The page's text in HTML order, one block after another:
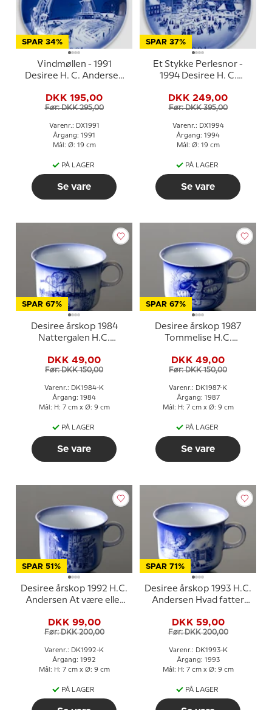
SPAR 34%
Vindmøllen - 1991
Desiree H. C. Andersen
DKK 195,00
Før: DKK 295,00
Varenr.: DX1991
Årgang: 1991
Mål: Ø: 19 cm
PÅ LAGER
Se vare
SPAR 37%
Et Stykke Perlesnor -
1994 Desiree H. C.
kagetallerken
DKK 249,00
Før: DKK 395,00
Varenr.: DX1994
Årgang: 1994
Mål: Ø: 19 cm
PÅ LAGER
Se vare
SPAR 67%
Desiree årskop 1984
Nattergalen H.C.
DKK 49,00
Før: DKK 150,00
Varenr.: DK1984-K
Årgang: 1984
Mål: H: 7 cm x Ø: 9 cm
PÅ LAGER
Se vare
SPAR 67%
Desiree årskop 1987
Tommelise H.C.
DKK 49,00
Før: DKK 150,00
Varenr.: DK1987-K
Årgang: 1987
Mål: H: 7 cm x Ø: 9 cm
PÅ LAGER
Se vare
SPAR 51%
Desiree årskop 1992 H.C.
Andersen At være eller
DKK 99,00
Før: DKK 200,00
Varenr.: DK1992-K
Årgang: 1992
Mål: H: 7 cm x Ø: 9 cm
PÅ LAGER
SPAR 71%
Desiree årskop 1993 H.C.
Andersen Hvad fatter
DKK 59,00
Før: DKK 200,00
Varenr.: DK1993-K
Årgang: 1993
Mål: H: 7 cm x Ø: 9 cm
PÅ LAGER